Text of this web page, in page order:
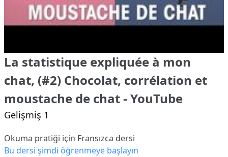
La statistique expliquée à mon
chat, (#2) Chocolat, corrélation et
moustache de chat - YouTube
Gelişmiş 1
Okuma pratiği için Fransızca dersi
Bu dersi şimdi öğrenmeye başlayın